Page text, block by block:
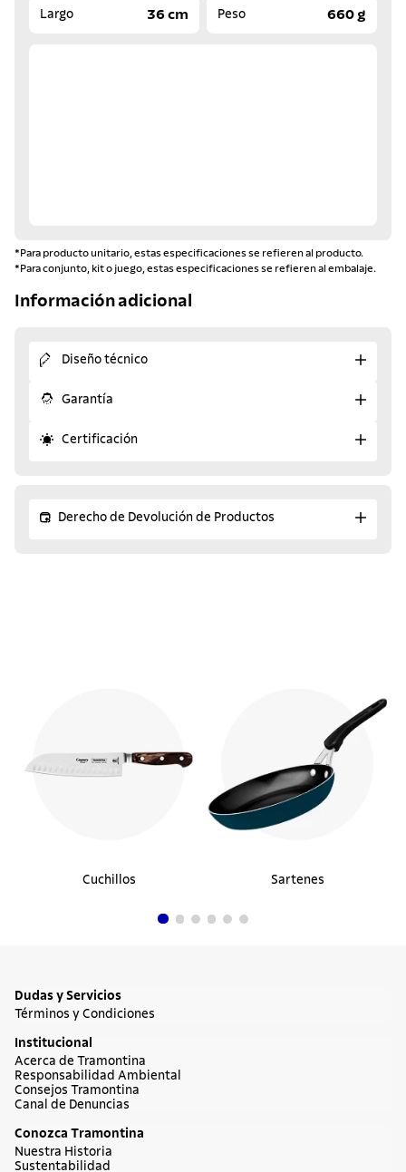
Largo 36 cm Peso 660 g
*Para producto unitario, estas especificaciones se refieren al producto.
*Para conjunto, kit o juego, estas especificaciones se refieren al embalaje.
Información adicional
Diseño técnico
Garantía
Certificación
Derecho de Devolución de Productos
Cuchillos Sartenes
Dudas y Servicios
Términos y Condiciones
Institucional
Acerca de Tramontina
Responsabilidad Ambiental
Consejos Tramontina
Canal de Denuncias
Conozca Tramontina
Nuestra Historia
Sustentabilidad